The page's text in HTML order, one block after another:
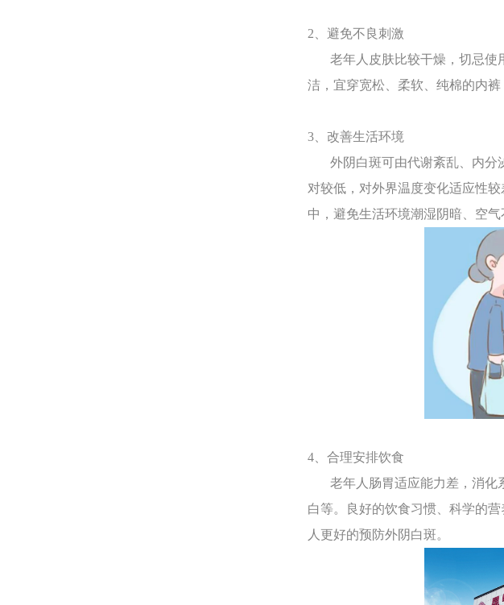
2、避免不良刺激
老年人皮肤比较干燥，切忌使
洁，宜穿宽松、柔软、纯棉的内
3、改善生活环境
外阴白斑可由代谢紊乱、内分
对较低，对外界温度变化适应性
中，避免生活环境潮湿阴暗、空气
4、合理安排饮食
老年人肠胃适应能力差，消化
白等。良好的饮食习惯、科学的
人更好的预防外阴白斑。